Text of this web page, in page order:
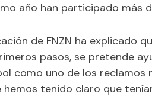
año han participado más
de FNZN ha explicado
pasos, se pretende
como uno de los reclamos
hemos tenido claro que